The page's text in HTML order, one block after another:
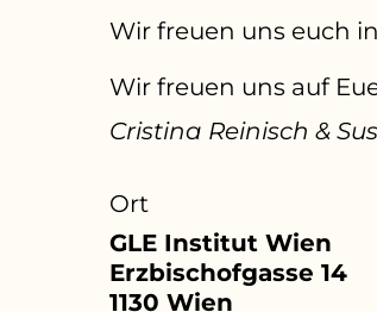
Wir freuen uns euch
Wir freuen uns auf
Cristina Reinisch &
Ort
GLE Institut Wien
Erzbischofgasse 14
1130 Wien